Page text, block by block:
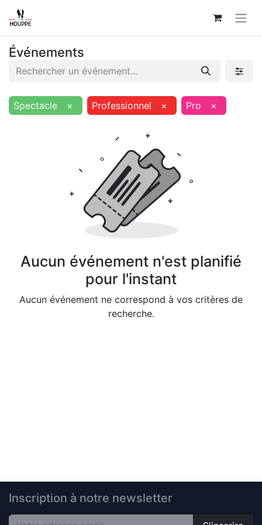
Événements
Spectacle × Professionnel × Pro ×
Aucun événement n'est planifié
pour l'instant
Aucun événement ne correspond à vos critères de
recherche.
Inscription à notre newsletter